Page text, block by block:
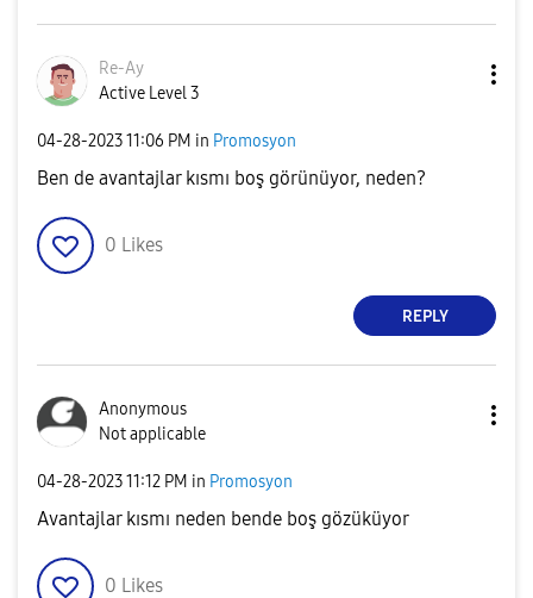
Re-Ay
Active Level 3
‎04-28-202311:06 PM in Promosyon
Ben de avantajlar kısmı boş görünüyor, neden?
0 Likes
REPLY
Anonymous
Not applicable
‎04-28-202311:12 PM in Promosyon
Avantajlar kısmı neden bende boş gözüküyor
0 Likes